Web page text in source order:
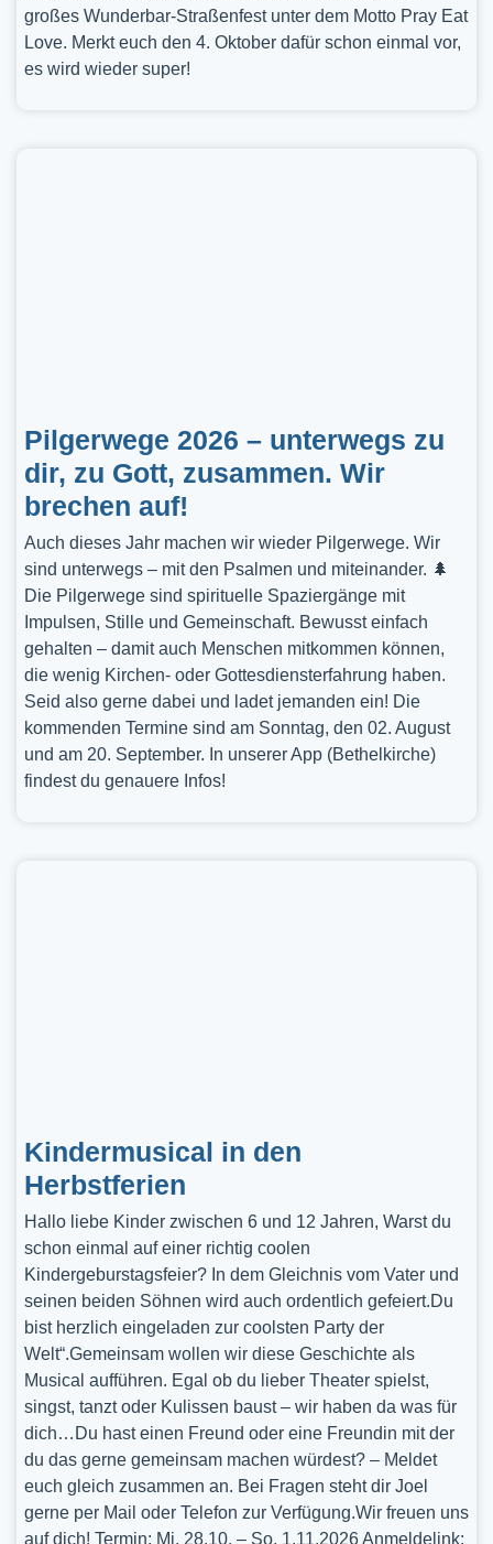
großes Wunderbar-Straßenfest unter dem Motto Pray Eat
Love. Merkt euch den 4. Oktober dafür schon einmal vor,
es wird wieder super!
Pilgerwege 2026 – unterwegs zu
dir, zu Gott, zusammen. Wir
brechen auf!
Auch dieses Jahr machen wir wieder Pilgerwege. Wir
sind unterwegs – mit den Psalmen und miteinander. 🌲
Die Pilgerwege sind spirituelle Spaziergänge mit
Impulsen, Stille und Gemeinschaft. Bewusst einfach
gehalten – damit auch Menschen mitkommen können,
die wenig Kirchen- oder Gottesdiensterfahrung haben.
Seid also gerne dabei und ladet jemanden ein! Die
kommenden Termine sind am Sonntag, den 02. August
und am 20. September. In unserer App (Bethelkirche)
findest du genauere Infos!
Kindermusical in den
Herbstferien
Hallo liebe Kinder zwischen 6 und 12 Jahren, Warst du
schon einmal auf einer richtig coolen
Kindergeburstagsfeier? In dem Gleichnis vom Vater und
seinen beiden Söhnen wird auch ordentlich gefeiert.Du
bist herzlich eingeladen zur coolsten Party der
Welt“.Gemeinsam wollen wir diese Geschichte als
Musical aufführen. Egal ob du lieber Theater spielst,
singst, tanzt oder Kulissen baust – wir haben da was für
dich…Du hast einen Freund oder eine Freundin mit der
du das gerne gemeinsam machen würdest? – Meldet
euch gleich zusammen an. Bei Fragen steht dir Joel
gerne per Mail oder Telefon zur Verfügung.Wir freuen uns
auf dich! Termin: Mi, 28.10. – So, 1.11.2026 Anmeldelink: